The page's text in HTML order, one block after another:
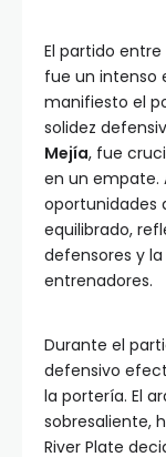
El partido entre
fue un intenso
manifiesto el
solidez
Mejía, fue
en un empate.
oportunidades
equilibrado,
defensores y
entrenadores.
Durante el
defensivo
la portería. El
sobresaliente,
River Plate